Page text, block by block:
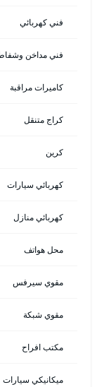
فني كهربائي
فني مداخن
كاميرات مراقبة
كراج متنقل
كرين
كهربائي سيارات
كهربائي منازل
محل هواتف
مقوي سيرفس
مقوي شبكة
مكتب افراح
ميكانيكي سيارات